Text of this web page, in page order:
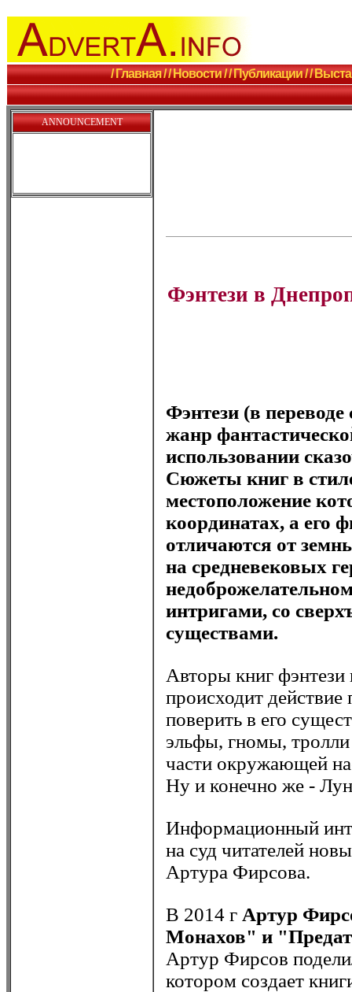
/ Главная // Новости // Публикации //
ANNOUNCEMENT
Фэнтези в
Фэнтези (в
жанр
использовании
Сюжеты книг в
местоположение
координатах, а его
отличаются от
на средневековых
интригами, со
существами.
Авторы книг фэнтези
происходит
поверить в его
эльфы, гномы,
части окружающей
Ну и конечно же -
Информационный
на суд читателей
Артура Фирсова.
В 2014 г Артур
Монахов" и
Артур Фирсов
котором создает